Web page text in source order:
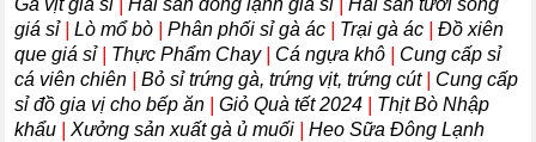
giá sỉ|Lò mổ bò |Phân phối sỉ gà ác Trại gà ác |Đồ xiên
que giá sỉ| Thực Phẩm Chay| Cá ngựa khô
Cung cấp sỉ
cá viên chiên
Bỏ sỉ trứng gà, trứng vịt, trứng cút| Cung cấp
sỉ đồ gia vị cho bếp ăn |Giỏ Quà tết 2024
Thịt Bò Nhập
khẩu |Xưởng sản xuất gà ủ muối |Heo Sữa Đông Lạnh